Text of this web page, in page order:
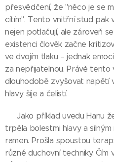
přesvědčení, že "něco je se
cítím". Tento vnitřní stud pak
nejen potlačují, ale zároveň
existenci člověk začne
ve dvojím tlaku – jednak
za nepřijatelnou. Právě tento
dlouhodobě zvyšovat napětí
hlavy, šíje a čelistí.
🌺 Jako příklad uvedu Hanu
trpěla bolestmi hlavy a
ramen. Prošla spoustou
různé duchovní techniky. Čím